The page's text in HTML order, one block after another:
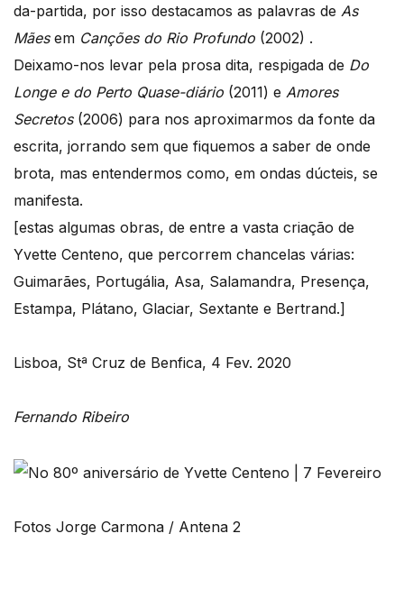
da-partida, por isso destacamos as palavras de As
Mãesem Canções do Rio Profundo (2002) .
Deixamo-nos levar pela prosa dita, respigada de Do
Longe e do Perto Quase-diário (2011) e Amores
Secretos(2006) para nos aproximarmos da fonte da
escrita, jorrando sem que fiquemos a saber de onde
brota, mas entendermos como, em ondas dúcteis, se
manifesta.
[estas algumas obras, de entre a vasta criação de
Yvette Centeno, que percorrem chancelas várias:
Guimarães, Portugália, Asa, Salamandra, Presença,
Estampa, Plátano, Glaciar, Sextante e Bertrand.]
Lisboa, Stª Cruz de Benfica, 4 Fev. 2020
Fernando Ribeiro
Fotos Jorge Carmona / Antena 2